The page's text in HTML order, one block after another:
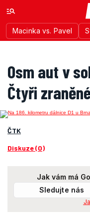
Macinka vs. Pavel
Osm aut v
Čtyři
ČTK
Diskuze (0)
Jak vám má
Sledujte nás